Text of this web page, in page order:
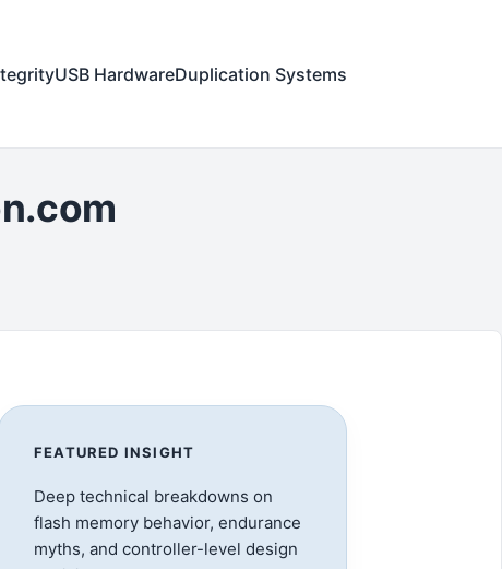
USB HardwareDuplication Systems
FEATURED INSIGHT
Deep technical breakdowns on
flash memory behavior, endurance
myths, and controller-level design